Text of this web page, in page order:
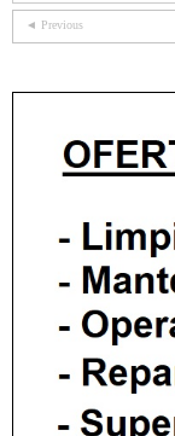
◄ Previous